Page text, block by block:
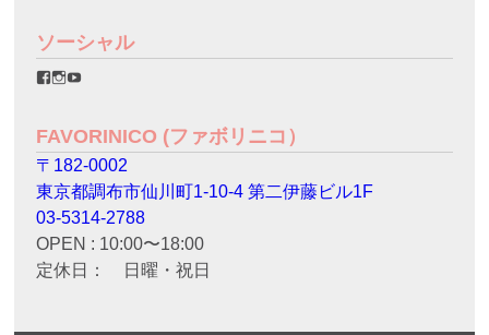
ソーシャル
favorinico.jp
プ
ロ
フ
ィ
ー
ル
Facebook
で
表
favorinico.jp
プ
ロ
フ
ィ
ー
ル
Instagram
で
表
プ
ロ
フ
ィ
ー
ル
YouTube
で
表
FAVORINICO (ファボリニコ）
〒182-0002
東京都調布市仙川町1-10-4 第二伊藤ビル1F
03-5314-2788
OPEN : 10:00〜18:00
定休日： 日曜・祝日